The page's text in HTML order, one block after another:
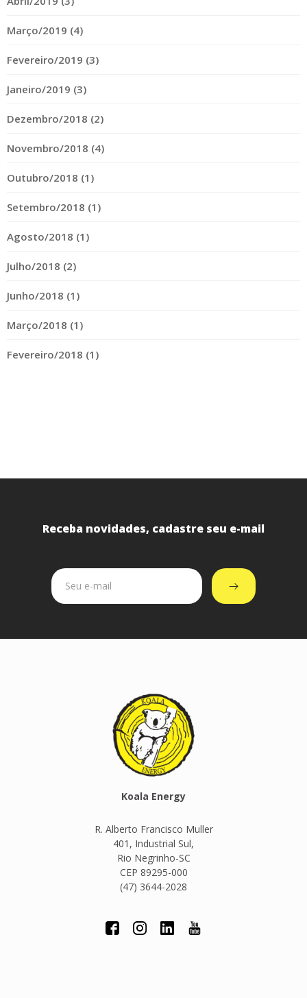
Março/2019 (4)
Fevereiro/2019 (3)
Janeiro/2019 (3)
Dezembro/2018 (2)
Novembro/2018 (4)
Outubro/2018 (1)
Setembro/2018 (1)
Agosto/2018 (1)
Julho/2018 (2)
Junho/2018 (1)
Março/2018 (1)
Fevereiro/2018 (1)
Receba novidades, cadastre seu e-mail
Koala Energy
R. Alberto Francisco Muller
401, Industrial Sul,
Rio Negrinho-SC
CEP 89295-000
(47) 3644-2028